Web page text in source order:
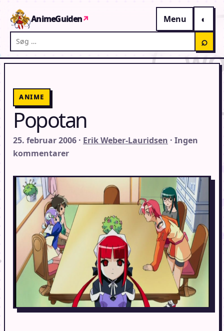
AnimeGuiden↗
Menu
Søg på AnimeGuiden
⌕
ANIME
Popotan
25. februar 2006 · Erik Weber-Lauridsen · Ingen
kommentarer